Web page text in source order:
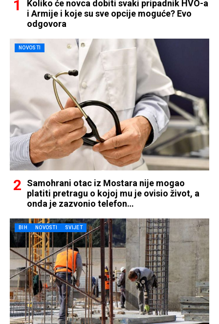
Koliko će novca dobiti svaki pripadnik HVO-a
i Armije i koje su sve opcije moguće? Evo
odgovora
NOVOSTI
Samohrani otac iz Mostara nije mogao
platiti pretragu o kojoj mu je ovisio život, a
onda je zazvonio telefon…
BIH NOVOSTI SVIJET